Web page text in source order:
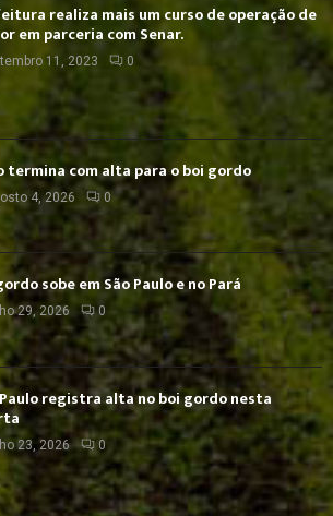
realiza mais um curso de operação de
em parceria com Senar.
11, 2023 0
termina com alta para o boi gordo
4, 2026 0
sobe em São Paulo e no Pará
29, 2026 0
registra alta no boi gordo nesta
23, 2026 0